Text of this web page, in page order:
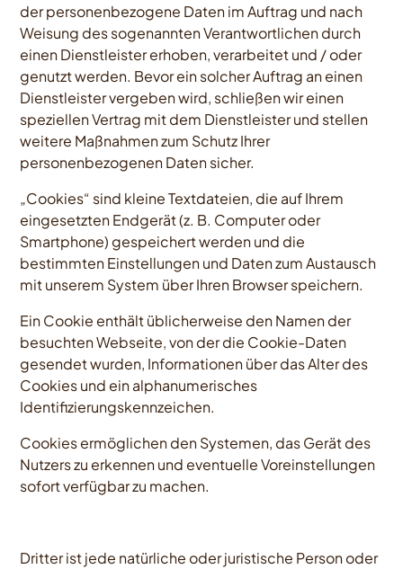
der personenbezogene Daten im Auftrag und nach
Weisung des sogenannten Verantwortlichen durch
einen Dienstleister erhoben, verarbeitet und / oder
genutzt werden. Bevor ein solcher Auftrag an einen
Dienstleister vergeben wird, schließen wir einen
speziellen Vertrag mit dem Dienstleister und stellen
weitere Maßnahmen zum Schutz Ihrer
personenbezogenen Daten sicher.
„Cookies“ sind kleine Textdateien, die auf Ihrem
eingesetzten Endgerät (z. B. Computer oder
Smartphone) gespeichert werden und die
bestimmten Einstellungen und Daten zum Austausch
mit unserem System über Ihren Browser speichern.
Ein Cookie enthält üblicherweise den Namen der
besuchten Webseite, von der die Cookie-Daten
gesendet wurden, Informationen über das Alter des
Cookies und ein alphanumerisches
Identifizierungskennzeichen.
Cookies ermöglichen den Systemen, das Gerät des
Nutzers zu erkennen und eventuelle Voreinstellungen
sofort verfügbar zu machen.
Dritter ist jede natürliche oder juristische Person oder